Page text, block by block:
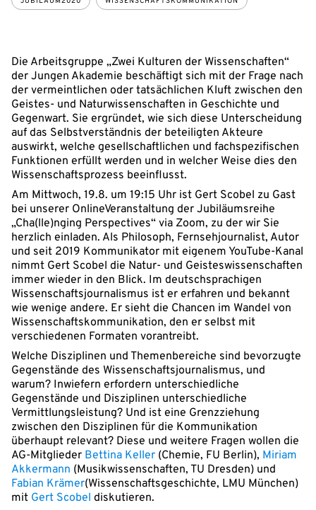
Die Arbeitsgruppe „Zwei Kulturen der Wissenschaften“
der Jungen Akademie beschäftigt sich mit der Frage nach
der vermeintlichen oder tatsächlichen Kluft zwischen den
Geistes- und Naturwissenschaften in Geschichte und
Gegenwart. Sie ergründet, wie sich diese Unterscheidung
auf das Selbstverständnis der beteiligten Akteure
auswirkt, welche gesellschaftlichen und fachspezifischen
Funktionen erfüllt werden und in welcher Weise dies den
Wissenschaftsprozess beeinflusst.
Am Mittwoch, 19.8. um 19:15 Uhr ist Gert Scobel zu Gast
bei unserer OnlineVeranstaltung der Jubiläumsreihe
„Cha(lle)nging Perspectives“ via Zoom, zu der wir Sie
herzlich einladen. Als Philosoph, Fernsehjournalist, Autor
und seit 2019 Kommunikator mit eigenem YouTube-Kanal
nimmt Gert Scobel die Natur- und Geisteswissenschaften
immer wieder in den Blick. Im deutschsprachigen
Wissenschaftsjournalismus ist er erfahren und bekannt
wie wenige andere. Er sieht die Chancen im Wandel von
Wissenschaftskommunikation, den er selbst mit
verschiedenen Formaten vorantreibt.
Welche Disziplinen und Themenbereiche sind bevorzugte
Gegenstände des Wissenschaftsjournalismus, und
warum? Inwiefern erfordern unterschiedliche
Gegenstände und Disziplinen unterschiedliche
Vermittlungsleistung? Und ist eine Grenzziehung
zwischen den Disziplinen für die Kommunikation
überhaupt relevant? Diese und weitere Fragen wollen die
AG-Mitglieder Bettina Keller (Chemie, FU Berlin), Miriam
Akkermann (Musikwissenschaften, TU Dresden) und
Fabian Krämer(Wissenschaftsgeschichte, LMU München)
mit Gert Scobel diskutieren.